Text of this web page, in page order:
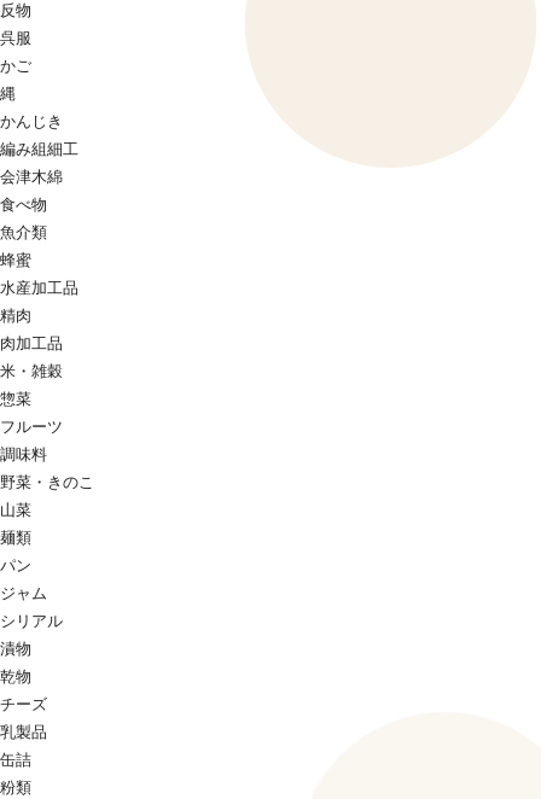
反物
呉服
かご
縄
かんじき
編み組細工
会津木綿
食べ物
魚介類
蜂蜜
水産加工品
精肉
肉加工品
米・雑穀
惣菜
フルーツ
調味料
野菜・きのこ
山菜
麺類
パン
ジャム
シリアル
漬物
乾物
チーズ
乳製品
缶詰
粉類